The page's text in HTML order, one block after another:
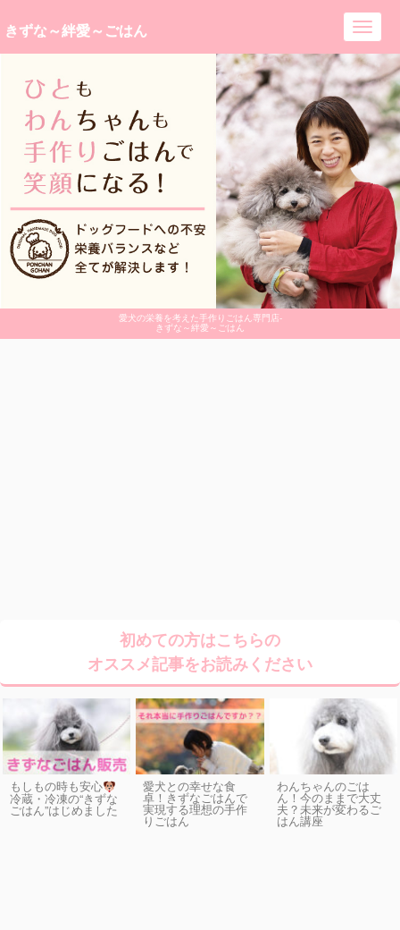
愛犬の栄養を考えた手作りごはん専門店-
きずな～絆愛～ごはん
きずな～絆愛～ごはん
初めての方はこちらの
オススメ記事をお読みください
もしもの時も安心
冷蔵・冷凍の“きずな
ごはん”はじめました
愛犬との幸せな食
卓！きずなごはんで
実現する理想の手作
りごはん
わんちゃんのごは
ん！今のままで大丈
夫？未来が変わるご
はん講座